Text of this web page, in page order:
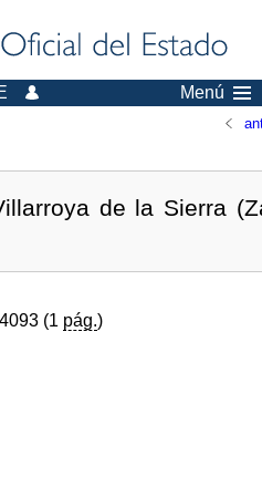
Menú
de la Sierra
(1 pág.)